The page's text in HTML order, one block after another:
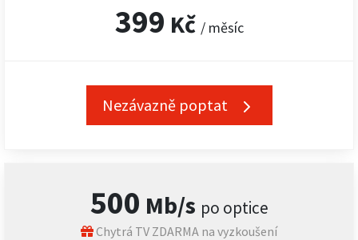
399 Kč / měsíc
Nezávazně poptat
500 Mb/s po optice
Chytrá TV ZDARMA na vyzkoušení